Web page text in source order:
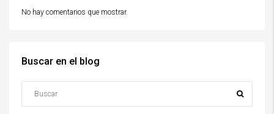
No hay comentarios que mostrar.
Buscar en el blog